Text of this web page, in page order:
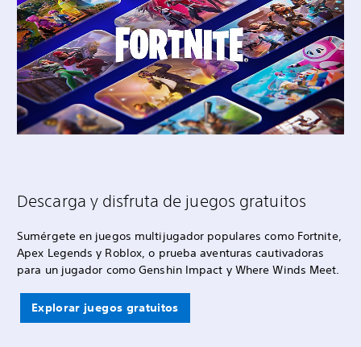
Descarga y disfruta de juegos gratuitos
Sumérgete en juegos multijugador populares como Fortnite,
Apex Legends y Roblox, o prueba aventuras cautivadoras
para un jugador como Genshin Impact y Where Winds Meet.
Explorar juegos gratuitos